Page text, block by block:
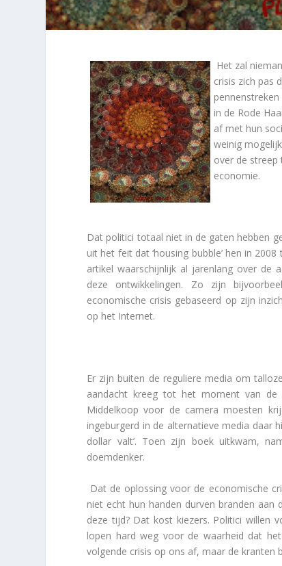
Het zal
crisis zich pas
in de Rode
af met hun
weinig
over de streep
economie.
Dat politici totaal niet in de gaten hebben
uit het feit dat ‘housing bubble’ hen in
artikel waarschijnlijk al jarenlang over de
deze ontwikkelingen. Zo zijn
economische crisis gebaseerd op zijn
op het Internet.
Er zijn buiten de reguliere media om
aandacht kreeg tot het moment van
Middelkoop voor de camera moesten
ingeburgerd in de alternatieve media daar
dollar valt’. Toen zijn boek uitkwam,
doemdenker.
Dat de oplossing voor de economische
niet echt hun handen durven branden
deze tijd? Dat kost kiezers. Politici willen
lopen hard weg voor de waarheid dat
volgende crisis op ons af, maar de kranten